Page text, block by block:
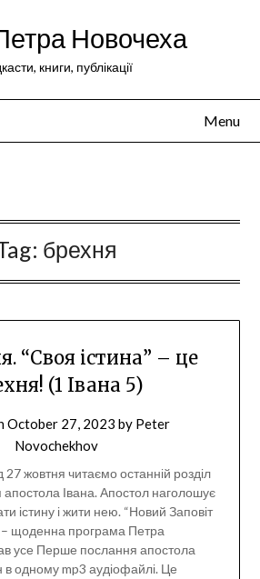
Новочеха
книги, публікації
Menu
брехня
“Своя істина” – це
(1 Івана 5)
October 27, 2023 by Peter
Novochekhov
27 жовтня читаємо останній розділ
Івана. Апостол наголошує
істину і жити нею. “Новий Заповіт
– щоденна програма Петра
усе Перше послання апостола
одному mp3 аудіофайлі. Це